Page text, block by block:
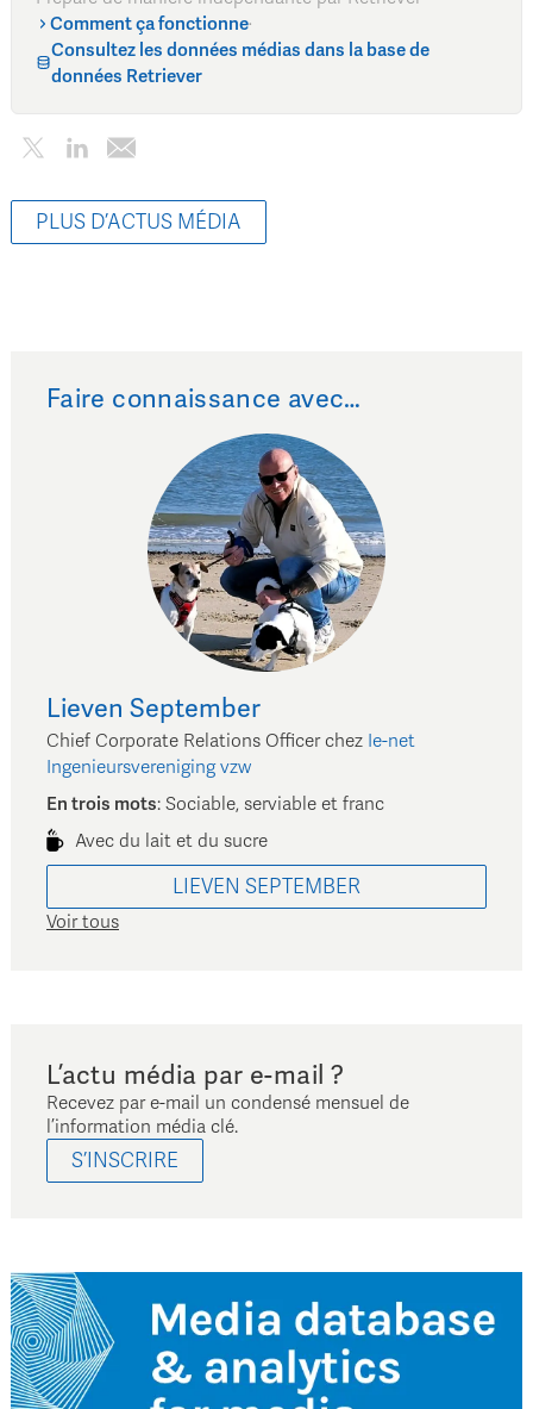
Comment ça fonctionne·
Consultez les données médias dans la base de
données Retriever
PLUS D’ACTUS MÉDIA
Faire connaissance avec…
Lieven September
Chief Corporate Relations Officer chez Ie-net
Ingenieursvereniging vzw
En trois mots: Sociable, serviable et franc
Avec du lait et du sucre
LIEVEN SEPTEMBER
Voir tous
L’actu média par e-mail ?
Recevez par e-mail un condensé mensuel de
l’information média clé.
S’INSCRIRE